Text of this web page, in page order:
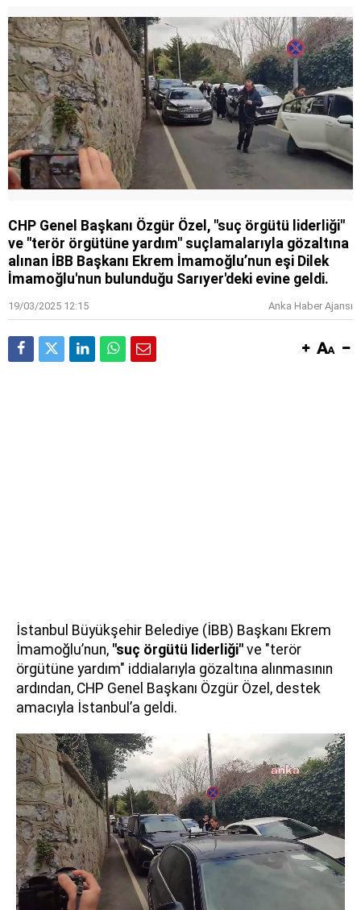
CHP Genel Başkanı Özgür Özel, "suç örgütü liderliği"
ve "terör örgütüne yardım" suçlamalarıyla gözaltına
alınan İBB Başkanı Ekrem İmamoğlu’nun eşi Dilek
İmamoğlu'nun bulunduğu Sarıyer'deki evine geldi.
19/03/2025 12:15 Anka Haber Ajansı
İstanbul Büyükşehir Belediye (İBB) Başkanı Ekrem
İmamoğlu’nun, "suç örgütü liderliği" ve "terör
örgütüne yardım" iddialarıyla gözaltına alınmasının
ardından, CHP Genel Başkanı Özgür Özel, destek
amacıyla İstanbul’a geldi.